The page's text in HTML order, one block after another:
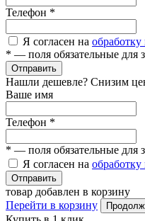
Телефон *
Я согласен на
* — поля обязательные для
Отправить
Нашли дешевле? Снизим
Ваше имя
Телефон *
* — поля обязательные для
Я согласен на
Отправить
товар добавлен в корзину
Перейти в корзину